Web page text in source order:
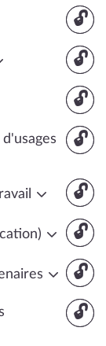
🔓
🔓
🔓
🔓
🔓
🔓
🔓
🔓